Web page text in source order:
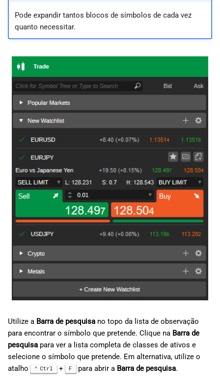
Pode expandir tantos blocos de símbolos de cada vez
quanto necessitar.
Utilize a Barra de pesquisa no topo da lista de observação
para encontrar o símbolo que pretende. Clique na Barra de
pesquisa para ver a lista completa de classes de ativos e
selecione o símbolo que pretende. Em alternativa, utilize o
atalho
Ctrl + F para abrir a Barra de pesquisa.